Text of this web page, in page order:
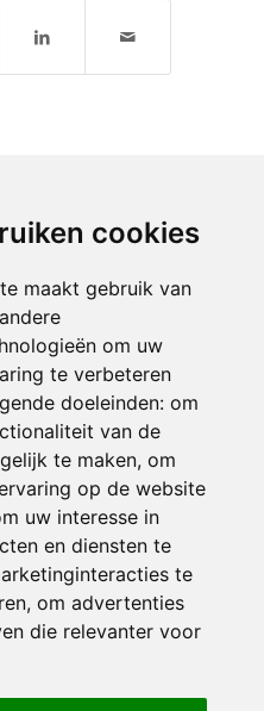
cookies
maakt gebruik van
om uw
te verbeteren
doeleinden: om
van de
te maken, om
op de website
uw interesse in
en diensten te
te
, om advertenties
die relevanter voor